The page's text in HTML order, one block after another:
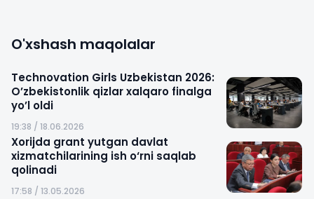
O'xshash maqolalar
Technovation Girls Uzbekistan 2026:
O’zbekistonlik qizlar xalqaro finalga
yo’l oldi
19:38 / 18.06.2026
Xorijda grant yutgan davlat
xizmatchilarining ish o‘rni saqlab
qolinadi
17:58 / 13.05.2026